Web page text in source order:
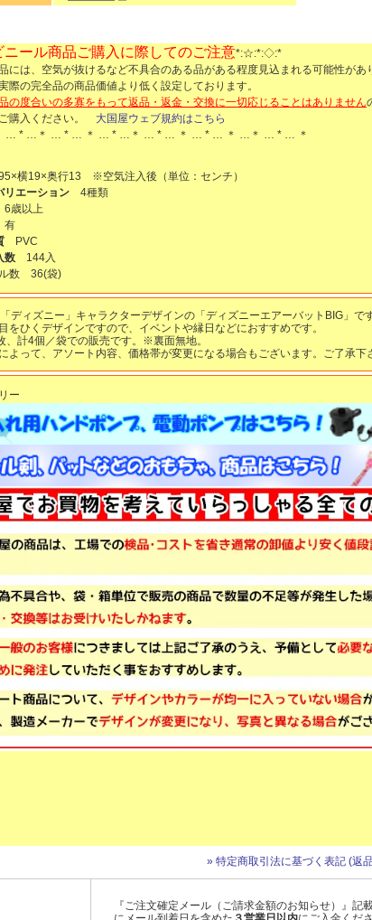
ニール商品ご購入に際してのご注意*:☆:*:◇:*
には、空気が抜けるなど不具合のある品がある程度見込まれる可能性があ
際の完全品の商品価値より低く設定しております。
の度合いの多寡をもって返品・返金・交換に一切応じることはありません
購入ください。 大国屋ウェブ規約はこちら
… * …＊ … * … ＊ … * …＊ … * … ＊ … * … ＊ …＊ … * … ＊
横19×奥行13 ※空気注入後（単位：センチ）
リエーション 4種類
6歳以上
有
PVC
数 144入
数 36(袋)
ディズニー」キャラクターデザインの「ディズニーエアーバットBIG」で
をひくデザインですので、イベントや縁日などにおすすめです。
、計4個／袋での販売です。※裏面無地。
よって、アソート内容、価格帯が変更になる場合もございます。ご了承下
ー
» 特定商取引法に基づく表記 (返
『ご注文確定メール（ご請求金額のお知らせ）』記